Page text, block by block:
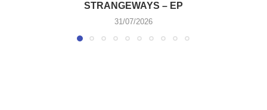
STRANGEWAYS – EP
31/07/2026